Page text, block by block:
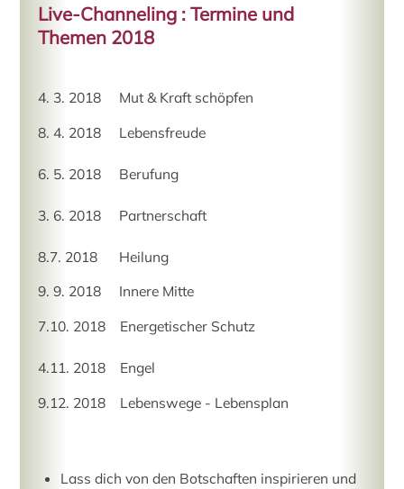
Live-Channeling : Termine und
Themen 2018
4. 3. 2018 Mut & Kraft schöpfen
8. 4. 2018 Lebensfreude
6. 5. 2018 Berufung
3. 6. 2018 Partnerschaft
8.7. 2018 Heilung
9. 9. 2018 Innere Mitte
7.10. 2018 Energetischer Schutz
4.11. 2018 Engel
9.12. 2018 Lebenswege - Lebensplan
Lass dich von den Botschaften inspirieren und